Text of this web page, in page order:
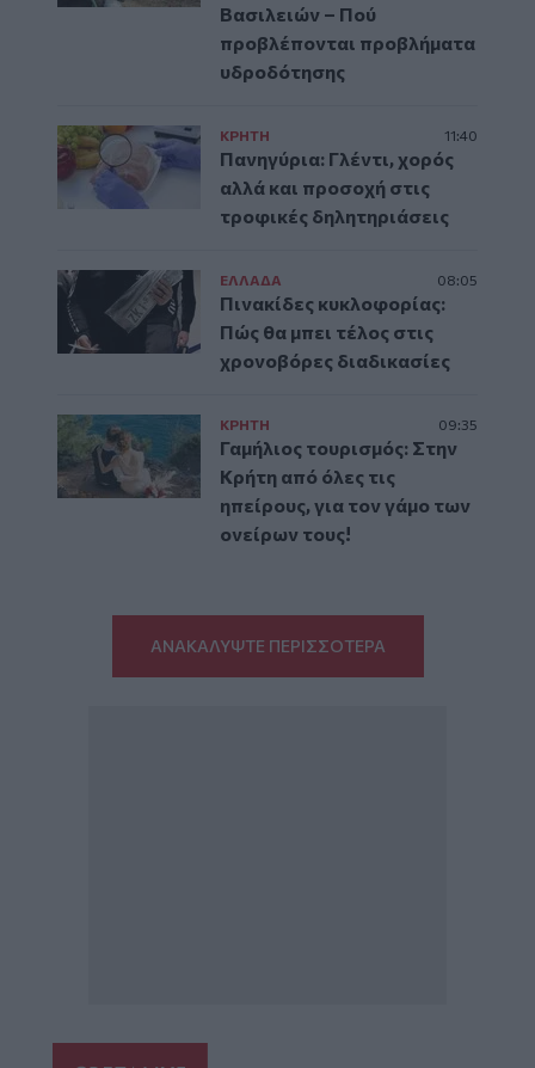
Βασιλειών – Πού
προβλέπονται προβλήματα
υδροδότησης
ΚΡΗΤΗ 11:40
Πανηγύρια: Γλέντι, χορός
αλλά και προσοχή στις
τροφικές δηλητηριάσεις
ΕΛΛAΔΑ 08:05
Πινακίδες κυκλοφορίας:
Πώς θα μπει τέλος στις
χρονοβόρες διαδικασίες
ΚΡΗΤΗ 09:35
Γαμήλιος τουρισμός: Στην
Κρήτη από όλες τις
ηπείρους, για τον γάμο των
ονείρων τους!
ΑΝΑΚΑΛΥΨΤΕ ΠΕΡΙΣΣΟΤΕΡΑ